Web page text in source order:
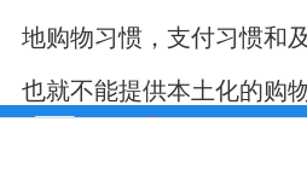
地购物习惯，支付习惯和
也就不能提供本土化的购